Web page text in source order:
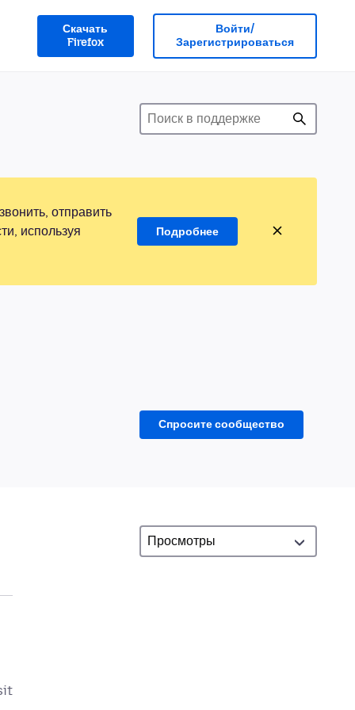
Скачать
Firefox
Войти/
Зарегистрироваться
отправить
используя
Подробнее
Спросите сообщество